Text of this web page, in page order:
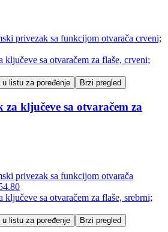
u listu za poređenje Brzi pregled
ključeve sa otvaračem za
u listu za poređenje Brzi pregled